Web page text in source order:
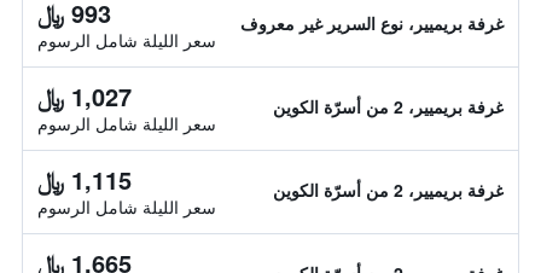
غرفة بريميير، نوع السرير غير معروف 993 ﷼
سعر الليلة شامل الرسوم
غرفة بريميير، 2 من أسرّة الكوين 1,027 ﷼
سعر الليلة شامل الرسوم
غرفة بريميير، 2 من أسرّة الكوين 1,115 ﷼
سعر الليلة شامل الرسوم
1,665 ﷼